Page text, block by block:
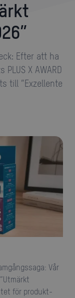
Efter att ha
X AWARD
till ”Exzellente
för produkt-